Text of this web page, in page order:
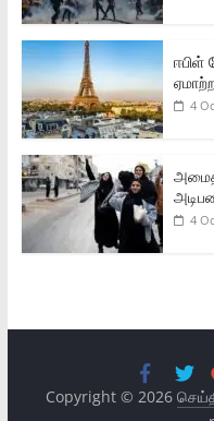
ஈபிள்
4
4
Copyright © 2026